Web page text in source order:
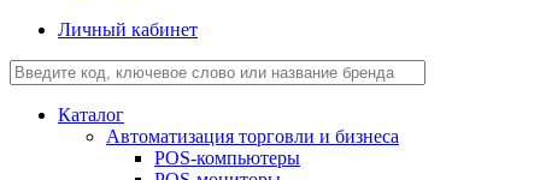
Личный кабинет
Каталог
Автоматизация торговли и бизнеса
POS-компьютеры